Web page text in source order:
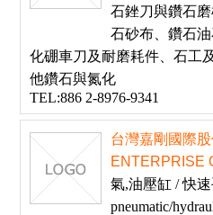
石銼刀與鑽石
石砂布、鑽石
化硼車刀及耐磨耗件、石工
他鑽石與氮化
TEL:886 2-8976-9341
台灣嘉剛國際
ENTERPRISE
氣,油壓缸 / 快
pneumatic/